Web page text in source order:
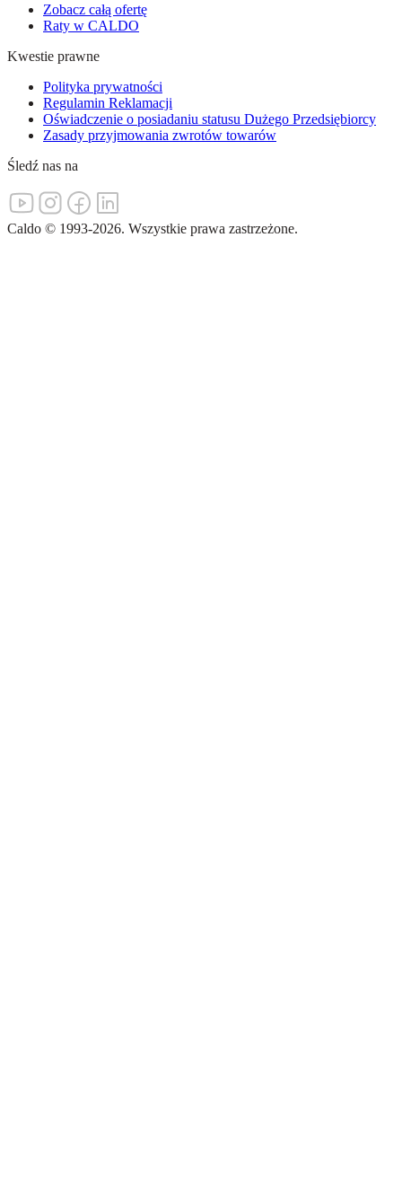
Zobacz całą ofertę
Raty w CALDO
Kwestie prawne
Polityka prywatności
Regulamin Reklamacji
Oświadczenie o posiadaniu statusu Dużego Przedsiębiorcy
Zasady przyjmowania zwrotów towarów
Śledź nas na
Caldo © 1993-2026. Wszystkie prawa zastrzeżone.